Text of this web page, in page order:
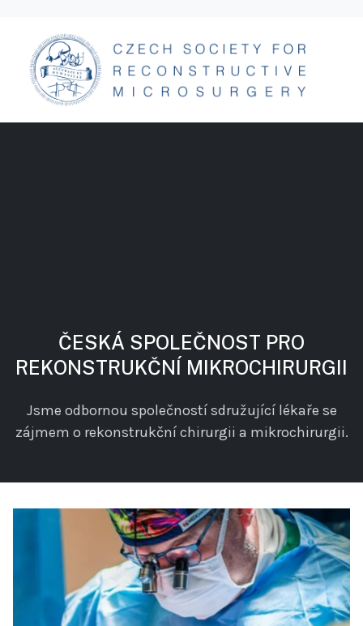
ČESKÁ SPOLEČNOST PRO
REKONSTRUKČNÍ MIKROCHIRURGII
Jsme odbornou společností sdružující lékaře se
zájmem o rekonstrukční chirurgii a mikrochirurgii.